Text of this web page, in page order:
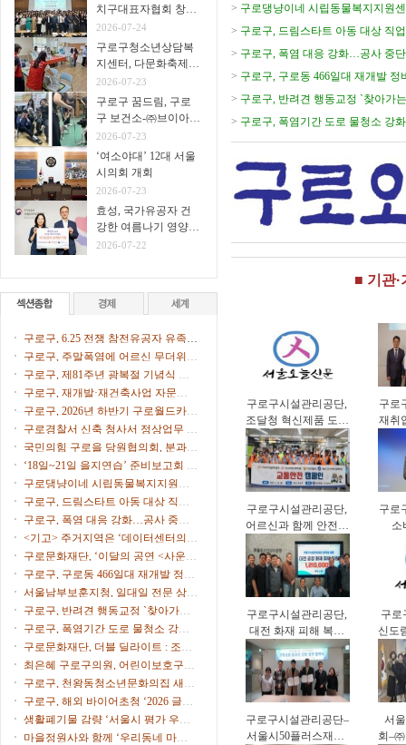
치구대표자협회 창립
총회 개최
2026-07-24
구로구청소년상담복
지센터, 다문화축제서
생명존중 아웃리치 운
영
2026-07-23
구로구 꿈드림, 구로
구 보건소-㈜브이아이
펫 연계
2026-07-23
‘여소야대’ 12대 서울
시의회 개회
2026-07-23
효성, 국가유공자 건
강한 여름나기 영양식
지원
2026-07-22
구로구, 6.25 전쟁 참전유공자 유족에
화랑무공훈장 전수
구로구, 주말폭염에 어르신 무더위쉼
터 47개소 문 연다
구로구, 제81주년 광복절 기념식 개
최
구로구, 재개발·재건축사업 자문단 1
차 회의 개최
구로구, 2026년 하반기 구로월드카페
톡톡(Talk Talk) 수강생 모집
구로경찰서 신축 청사서 정상업무 개
시
국민의힘 구로을 당원협의회, 분과위
원장∙협의회장 임명
‘18일~21일 을지연습’ 준비보고회 개
최
구로댕냥이네 시립동물복지지원센
터 ‘길고양이 사진 공모전’
구로구, 드림스타트 아동 대상 직업
체험 프로그램 운영
구로구, 폭염 대응 강화…공사 중단·
행사 일정 조정
<기고> 주거지역은 ‘데이터센터의
부지’가 아니다
구로문화재단, ‘이달의 공연 <사운드
트립>’ 9월 공연 개최
구로구, 구로동 466일대 재개발 정비
계획 수립 본격 착수
서울남부보훈지청, 일대일 전문 상담
가 ‘보훈매니저’ 운영
구로구, 반려견 행동교정 `찾아가는
펫마스터` 참가자 모집
구로구, 폭염기간 도로 물청소 강화,
살수차7대 투입 무더위 식힌다
구로문화재단, 더블 딜라이트 : 조윤
성 트리오 & 스탠딩 에그 개최
최은혜 구로구의원, 어린이보호구역
운영 개선 주민 간담회 개최
구로구, 천왕동청소년문화의집 새단
장…오픈파티·청소년 축제
구로구, 해외 바이어초청 ‘2026 글로
벌 비즈니스 상담회’ 참가기업 모집
생활폐기물 감량 ‘서울시 평가 우수
구’ 선정
마을정원사와 함께 ‘우리동네 마을
> 구로댕냥이네 시립동물복지지원
> 구로구, 드림스타트 아동 대상 직
> 구로구, 폭염 대응 강화…공사 중
> 구로구, 구로동 466일대 재개발 정
> 구로구, 반려견 행동교정 `찾아가
> 구로구, 폭염기간 도로 물청소 강
■ 기관
구로구시설관리공단,
조달청 혁신제품 도입
으로 공영주차장 화재
대응력 강화
구로
재취
업컨
구로구시설관리공단,
어르신과 함께 안전한
보행문화 확산
구로
소
중
구로구시설관리공단,
대전 화재 피해 복구
지원 성금 전달
구로
신도
르신
구로구시설관리공단–
서울시50플러스재단,
서
회–